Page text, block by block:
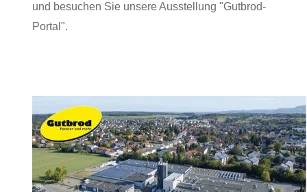
und besuchen Sie unsere Ausstellung "Gutbrod-
Portal".